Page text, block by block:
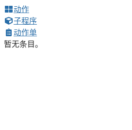
动作
子程序
动作单
暂无条目。